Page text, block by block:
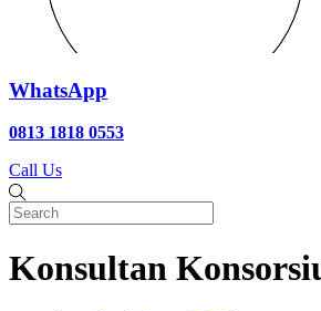
WhatsApp
0813 1818 0553
Call Us
Konsultan